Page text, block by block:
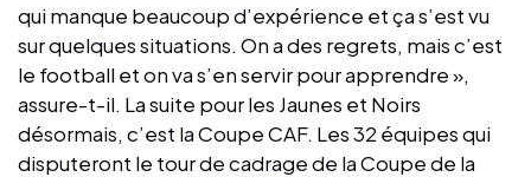
qui manque beaucoup d’expérience et ça s’est vu
sur quelques situations. On a des regrets, mais c’est
le football et on va s’en servir pour apprendre »,
assure-t-il. La suite pour les Jaunes et Noirs
désormais, c’est la Coupe CAF. Les 32 équipes qui
disputeront le tour de cadrage de la Coupe de la